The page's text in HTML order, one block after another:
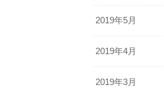
2019年5月
2019年4月
2019年3月